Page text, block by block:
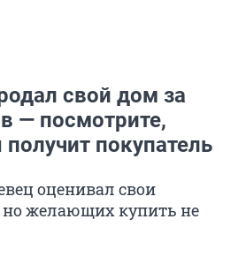
свой дом за
— посмотрите,
покупатель
оценивал свои
но желающих купить не